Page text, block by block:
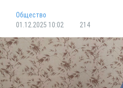
Общество
01.12.2025 10:02
214